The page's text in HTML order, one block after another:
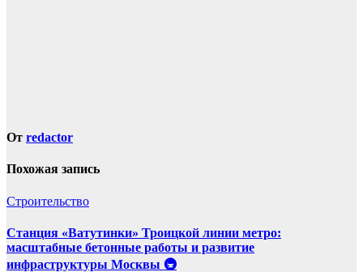
От redactor
Похожая запись
Строительство
Станция «Ватутинки» Троицкой линии метро:
масштабные бетонные работы и развитие
инфраструктуры Москвы 🚇